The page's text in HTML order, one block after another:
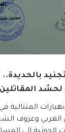
بالحديدة..
لحشد
المتتالية
وعزوف